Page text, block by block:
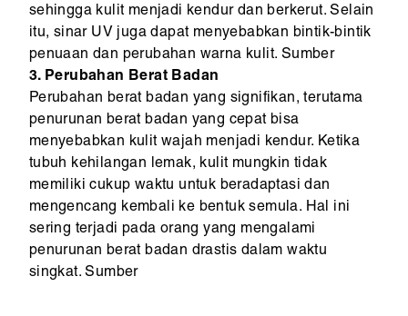
sehingga kulit menjadi kendur dan berkerut. Selain
itu, sinar UV juga dapat menyebabkan bintik-bintik
penuaan dan perubahan warna kulit. Sumber
3. Perubahan Berat Badan
Perubahan berat badan yang signifikan, terutama
penurunan berat badan yang cepat bisa
menyebabkan kulit wajah menjadi kendur. Ketika
tubuh kehilangan lemak, kulit mungkin tidak
memiliki cukup waktu untuk beradaptasi dan
mengencang kembali ke bentuk semula. Hal ini
sering terjadi pada orang yang mengalami
penurunan berat badan drastis dalam waktu
singkat. Sumber